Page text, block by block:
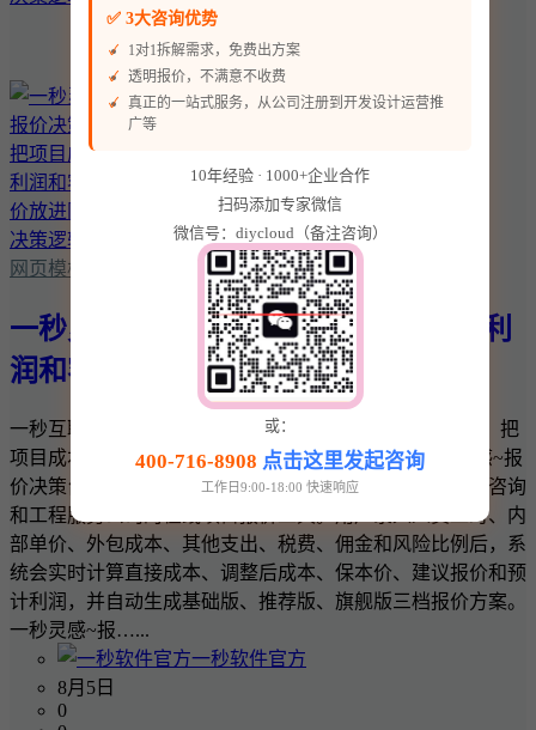
网页模板
一秒灵感~报价决策台：把项目成本、利
润和客户报价放进同一套决策逻辑
一秒互联 · 一秒灵感实用商业工具 一秒灵感~报价决策台：把
项目成本、利润和客户报价放进同一套决策逻辑 一秒灵感~报
价决策台是一款面向网站建设、软件开发、设计、广告、咨询
和工程服务公司的在线项目报价工具。用户录入人员工时、内
部单价、外包成本、其他支出、税费、佣金和风险比例后，系
统会实时计算直接成本、调整后成本、保本价、建议报价和预
计利润，并自动生成基础版、推荐版、旗舰版三档报价方案。
一秒灵感~报…...
一秒软件官方
8月5日
0
✅ 3大咨询优势
1对1拆解需求，免费出方案
透明报价，不满意不收费
真正的一站式服务，从公司注册到开发设计运营推
广等
10年经验 · 1000+企业合作
扫码添加专家微信
微信号：diycloud（备注咨询）
或：
400-716-8908 点击这里发起咨询
工作日9:00-18:00 快速响应